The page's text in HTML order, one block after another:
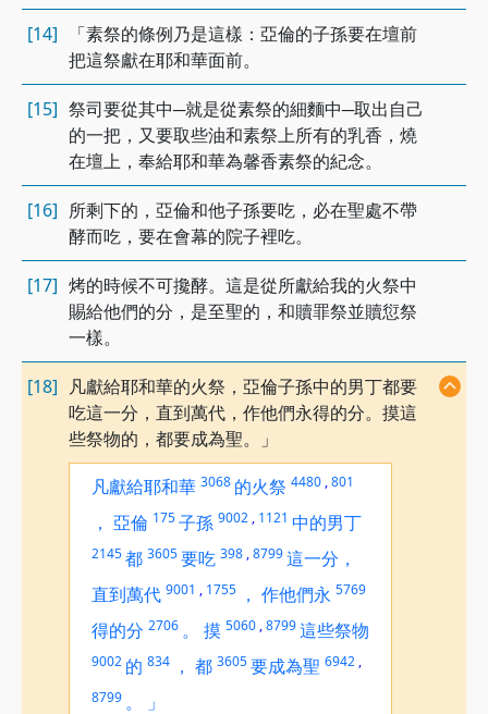
[14]
「素祭的條例乃是這樣：亞倫的子孫要在壇前
把這祭獻在耶和華面前。
[15] 祭司要從其中─就是從素祭的細麵中─取出自己
的一把，又要取些油和素祭上所有的乳香，燒
在壇上，奉給耶和華為馨香素祭的紀念。
[16] 所剩下的，亞倫和他子孫要吃，必在聖處不帶
酵而吃，要在會幕的院子裡吃。
[17] 烤的時候不可攙酵。這是從所獻給我的火祭中
賜給他們的分，是至聖的，和贖罪祭並贖愆祭
一樣。
[18] 凡獻給耶和華的火祭，亞倫子孫中的男丁都要
吃這一分，直到萬代，作他們永得的分。摸這
些祭物的，都要成為聖。」
凡獻給耶和華 3068 的火祭 4480 ,801
， 亞倫 175子孫 9002 , 1121 中的男丁
2145都 3605要吃 398 ,8799這一分，
直到萬代 9001 , 1755 ， 作他們永 5769
得的分 2706 。 摸 5060 ,8799這些祭物
9002 的 834 ， 都 3605要成為聖 6942 ,
8799 。 」